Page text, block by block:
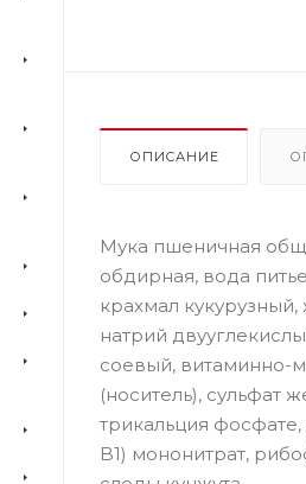
ОПИСАНИЕ
Мука пшеничная
обдирная, вода
крахмал
натрий
соевый, витаминно-
(носитель), сульфат
трикальция
B1) мононитрат,